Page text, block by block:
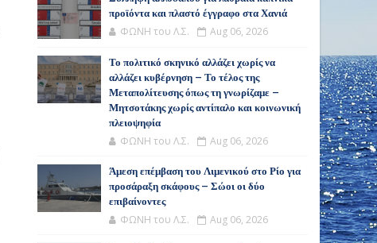
προϊόντα και πλαστό έγγραφο στα Χανιά
ΦΩΝΗ του Λ.Σ. Aug 06, 2026
Το πολιτικό σκηνικό αλλάζει χωρίς να
αλλάζει κυβέρνηση – Το τέλος της
Μεταπολίτευσης όπως τη γνωρίζαμε –
Μητσοτάκης χωρίς αντίπαλο και κοινωνική
πλειοψηφία
ΦΩΝΗ του Λ.Σ. Aug 06, 2026
Άμεση επέμβαση του Λιμενικού στο Ρίο για
προσάραξη σκάφους – Σώοι οι δύο
επιβαίνοντες
ΦΩΝΗ του Λ.Σ. Aug 06, 2026